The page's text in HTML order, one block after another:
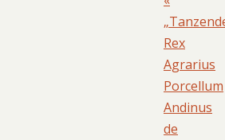
Rex
Agrarius
Porcellum
Andinus
de